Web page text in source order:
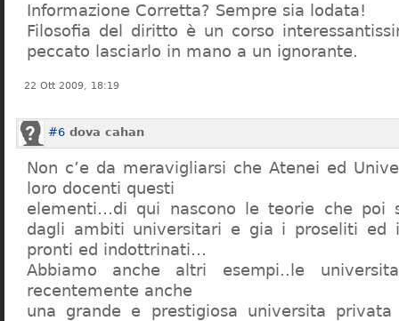
Informazione Corretta? Sempre sia lodata!
Filosofia del diritto è un corso
peccato lasciarlo in mano a un ignorante.
22 Ott 2009, 18:19
#6 dova cahan
Non c’e da meravigliarsi che Atenei ed
loro docenti questi
elementi…di qui nascono le teorie che poi
dagli ambiti universitari e gia i proseliti ed
pronti ed indottrinati…
Abbiamo anche altri esempi..le
recentemente anche
una grande e prestigiosa universita